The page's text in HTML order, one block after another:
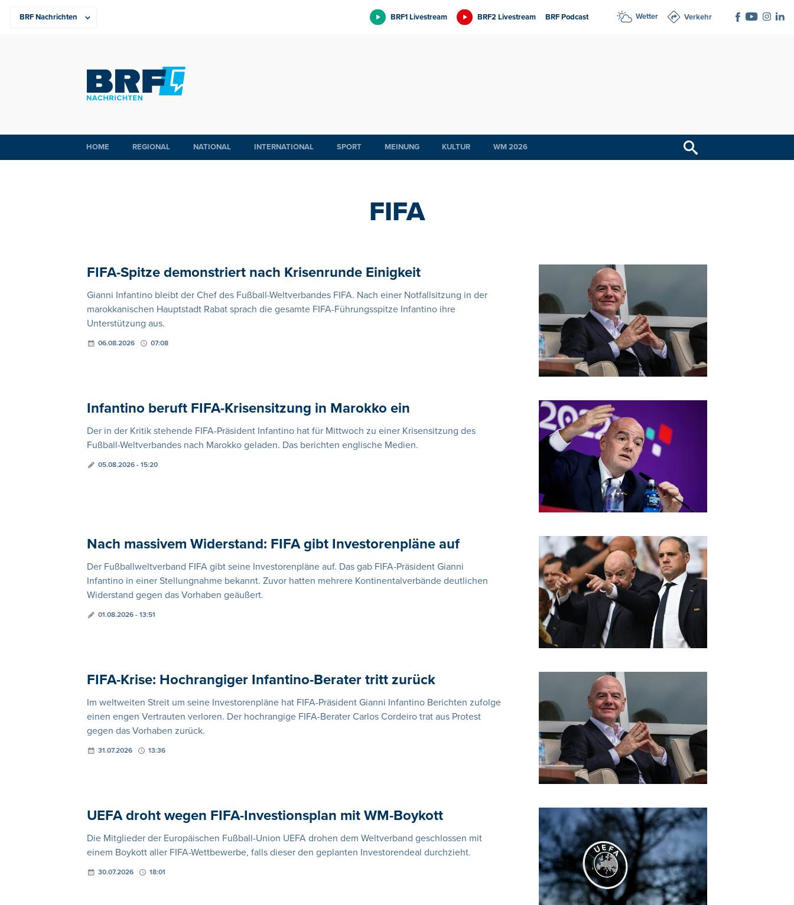
BRF1 Livestream BRF2 Livestream BRF Podcast Wetter Verkehr
HOME REGIONAL NATIONAL INTERNATIONAL SPORT MEINUNG KULTUR WM 2026
FIFA
FIFA-Spitze demonstriert nach Krisenrunde Einigkeit
Gianni Infantino bleibt der Chef des Fußball-Weltverbandes FIFA. Nach einer Notfallsitzung in der
marokkanischen Hauptstadt Rabat sprach die gesamte FIFA-Führungsspitze Infantino ihre
Unterstützung aus.
06.08.2026 07:08
Infantino beruft FIFA-Krisensitzung in Marokko ein
Der in der Kritik stehende FIFA-Präsident Infantino hat für Mittwoch zu einer Krisensitzung des
Fußball-Weltverbandes nach Marokko geladen. Das berichten englische Medien.
05.08.2026 - 15:20
Nach massivem Widerstand: FIFA gibt Investorenpläne auf
Der Fußballweltverband FIFA gibt seine Investorenpläne auf. Das gab FIFA-Präsident Gianni
Infantino in einer Stellungnahme bekannt. Zuvor hatten mehrere Kontinentalverbände deutlichen
Widerstand gegen das Vorhaben geäußert.
01.08.2026 - 13:51
FIFA-Krise: Hochrangiger Infantino-Berater tritt zurück
Im weltweiten Streit um seine Investorenpläne hat FIFA-Präsident Gianni Infantino Berichten zufolge
einen engen Vertrauten verloren. Der hochrangige FIFA-Berater Carlos Cordeiro trat aus Protest
gegen das Vorhaben zurück.
31.07.2026 13:36
UEFA droht wegen FIFA-Investionsplan mit WM-Boykott
Die Mitglieder der Europäischen Fußball-Union UEFA drohen dem Weltverband geschlossen mit
einem Boykott aller FIFA-Wettbewerbe, falls dieser den geplanten Investorendeal durchzieht.
30.07.2026 18:01